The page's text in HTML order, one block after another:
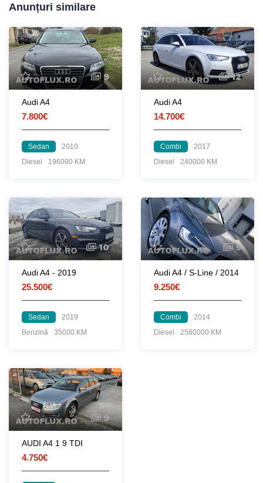
Anunțuri similare
9
Audi A4
7.800€
Sedan
2010
Diesel
196000 KM
12
Audi A4
14.700€
Combi
2017
Diesel
240000 KM
10
Audi A4 - 2019
25.500€
Sedan
2019
Benzină
35000 KM
9
Audi A4 / S-Line / 2014
9.250€
Combi
2014
Diesel
2580000 KM
9
AUDI A4 1 9 TDI
4.750€